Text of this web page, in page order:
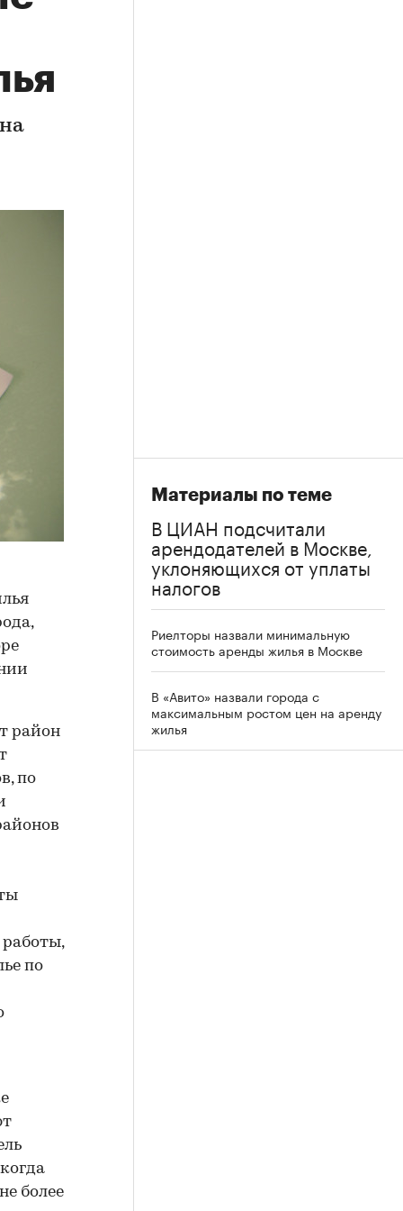
район
по
по
более
Материалы по теме
В ЦИАН подсчитали
арендодателей в Москве,
уклоняющихся от уплаты
налогов
Риелторы назвали минимальную
стоимость аренды жилья в Москве
В «Авито» назвали города с
максимальным ростом цен на аренду
жилья